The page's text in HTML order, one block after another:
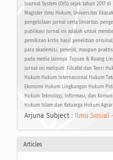
Journal System (OJS) sejak tahun 2017
Magister Ilmu Hukum, Universitas
pengelolaan jurnal serta liniaritas
publikasi Jurnal ini adalah untuk
pemikiran kritis hasil penelitian
para akademisi, peneliti, maupun
pada media lainnya. Tujuan & Ruang
Jurnal ini meliputi: Filsafat dan Teori
Hukum Hukum Internasional Hukum
Ekonomi Hukum Lingkungan Hukum
Hukum Teknologi, Informasi, dan
Hukum Islam dan Keluarga Hukum
Arjuna Subject : Ilmu Sosial
Articles